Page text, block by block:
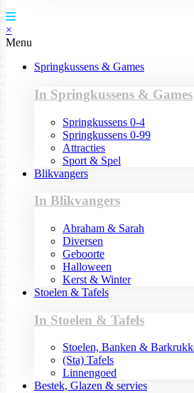
×
Menu
Springkussens & Games
In Springkussens & Games
Springkussens 0-4
Springkussens 0-99
Attracties
Sport & Spel
Blikvangers
In Blikvangers
Abraham & Sarah
Diversen
Geboorte
Halloween
Kerst & Winter
Stoelen & Tafels
In Stoelen & Tafels
Stoelen, Banken &
(Sta) Tafels
Linnengoed
Bestek, Glazen & servies